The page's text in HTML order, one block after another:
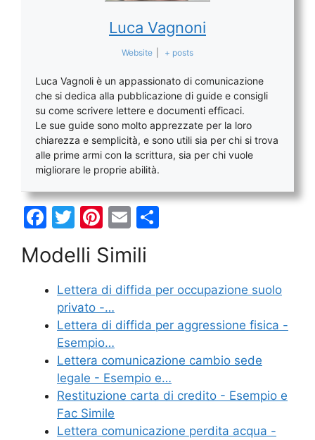
Luca Vagnoni
Website + posts
Luca Vagnoli è un appassionato di comunicazione
che si dedica alla pubblicazione di guide e consigli
su come scrivere lettere e documenti efficaci.
Le sue guide sono molto apprezzate per la loro
chiarezza e semplicità, e sono utili sia per chi si trova
alle prime armi con la scrittura, sia per chi vuole
migliorare le proprie abilità.
F
c
e
b
o
o
k
T
itt
er
Pi
er
e
st
E
ai
l
di
di
Modelli Simili
Lettera di diffida per occupazione suolo
privato -…
Lettera di diffida per aggressione fisica -
Esempio…
Lettera comunicazione cambio sede
legale - Esempio e…
Restituzione carta di credito​ - Esempio e
Fac Simile
Lettera comunicazione perdita acqua -